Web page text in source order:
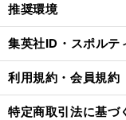
推奨環境
集英社ID・スポルテ
利用規約・会員規約
特定商取引法に基づ